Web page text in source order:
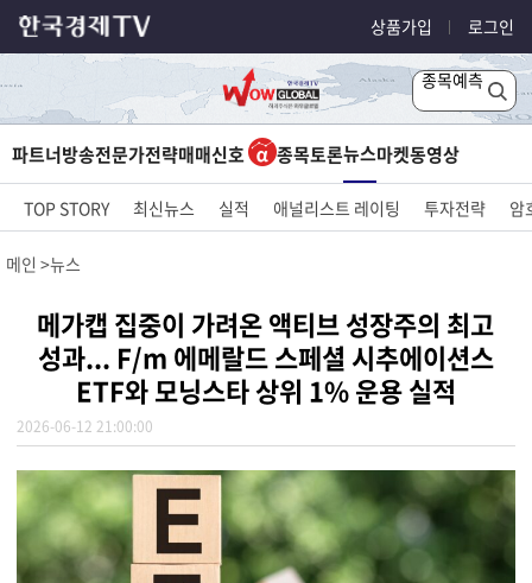
상품가입 로그인
종목예측
파트너방송전문가전략매매신호 종목토론뉴스마켓동영상
TOP STORY 최신뉴스 실적 애널리스트 레이팅 투자전략 암
메인 뉴스
메가캡 집중이 가려온 액티브 성장주의 최고
성과... F/m 에메랄드 스페셜 시추에이션스
ETF와 모닝스타 상위 1% 운용 실적
2026-06-12 21:00:00